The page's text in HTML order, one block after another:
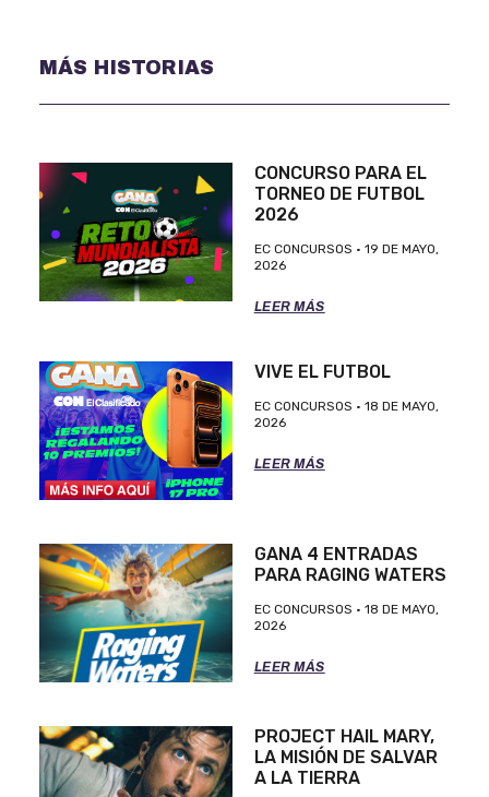
MÁS HISTORIAS
CONCURSO PARA EL
TORNEO DE FUTBOL
2026
EC CONCURSOS
19 DE MAYO,
2026
LEER MÁS
VIVE EL FUTBOL
EC CONCURSOS
18 DE MAYO,
2026
LEER MÁS
GANA 4 ENTRADAS
PARA RAGING WATERS
EC CONCURSOS
18 DE MAYO,
2026
LEER MÁS
PROJECT HAIL MARY,
LA MISIÓN DE SALVAR
A LA TIERRA